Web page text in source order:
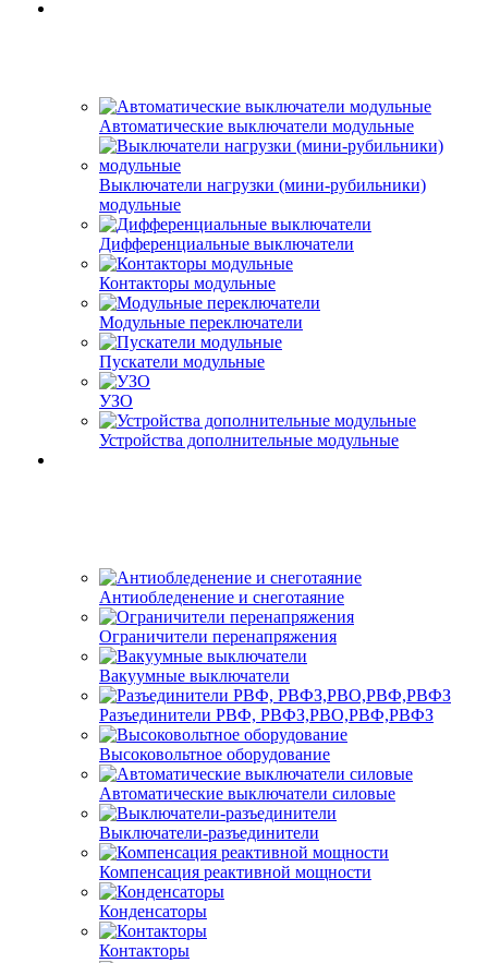
Автоматические выключатели модульные
Выключатели нагрузки (мини-рубильники)
модульные
Дифференциальные выключатели
Контакторы модульные
Модульные переключатели
Пускатели модульные
УЗО
Устройства дополнительные модульные
Антиобледенение и снеготаяние
Ограничители перенапряжения
Вакуумные выключатели
Разъединители РВФ, РВФЗ,РВО,РВФ,РВФЗ
Высоковольтное оборудование
Автоматические выключатели cиловые
Выключатели-разъединители
Компенсация реактивной мощности
Конденсаторы
Контакторы